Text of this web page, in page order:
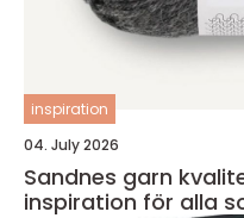
inspiration
04. July 2026
Sandnes garn kvalitet, tradition och
inspiration för alla